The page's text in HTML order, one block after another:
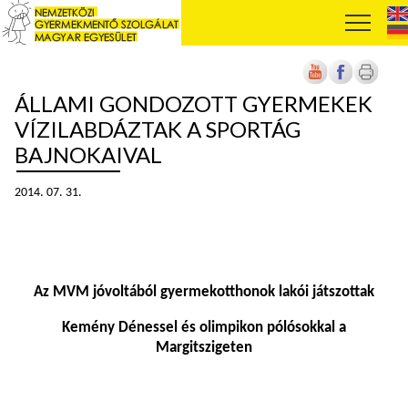
ÁLLAMI GONDOZOTT GYERMEKEK
VÍZILABDÁZTAK A SPORTÁG
BAJNOKAIVAL
2014. 07. 31.
Az MVM jóvoltából gyermekotthonok lakói játszottak
Kemény Dénessel és olimpikon pólósokkal a
Margitszigeten